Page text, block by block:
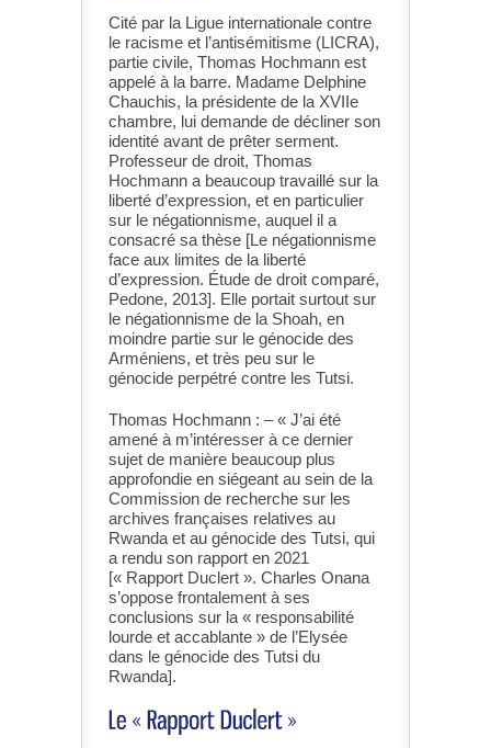
Cité par la Ligue internationale contre
le racisme et l’antisémitisme (LICRA),
partie civile, Thomas Hochmann est
appelé à la barre. Madame Delphine
Chauchis, la présidente de la XVIIe
chambre, lui demande de décliner son
identité avant de prêter serment.
Professeur de droit, Thomas
Hochmann a beaucoup travaillé sur la
liberté d’expression, et en particulier
sur le négationnisme, auquel il a
consacré sa thèse [Le négationnisme
face aux limites de la liberté
d’expression. Étude de droit comparé,
Pedone, 2013]. Elle portait surtout sur
le négationnisme de la Shoah, en
moindre partie sur le génocide des
Arméniens, et très peu sur le
génocide perpétré contre les Tutsi.
Thomas Hochmann : – « J’ai été
amené à m’intéresser à ce dernier
sujet de manière beaucoup plus
approfondie en siégeant au sein de la
Commission de recherche sur les
archives françaises relatives au
Rwanda et au génocide des Tutsi, qui
a rendu son rapport en 2021
[« Rapport Duclert ». Charles Onana
s’oppose frontalement à ses
conclusions sur la « responsabilité
lourde et accablante » de l’Elysée
dans le génocide des Tutsi du
Rwanda].